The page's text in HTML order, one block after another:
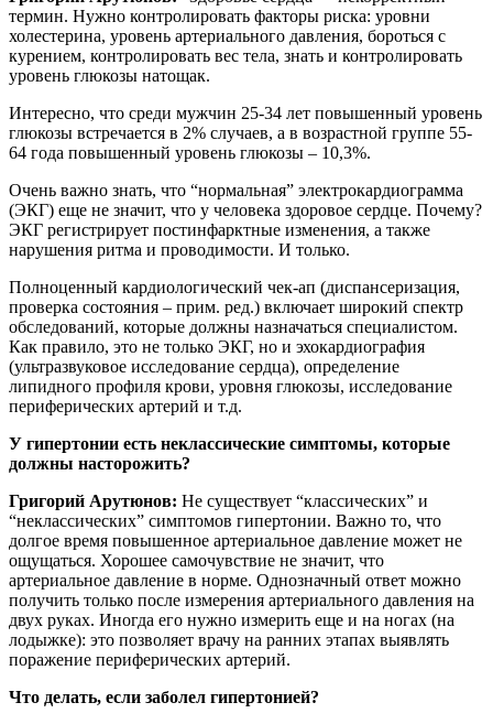
термин. Нужно контролировать факторы риска: уровни
холестерина, уровень артериального давления, бороться с
курением, контролировать вес тела, знать и контролировать
уровень глюкозы натощак.
Интересно, что среди мужчин 25-34 лет повышенный уровень
глюкозы встречается в 2% случаев, а в возрастной группе 55-
64 года повышенный уровень глюкозы – 10,3%.
Очень важно знать, что “нормальная” электрокардиограмма
(ЭКГ) еще не значит, что у человека здоровое сердце. Почему?
ЭКГ регистрирует постинфарктные изменения, а также
нарушения ритма и проводимости. И только.
Полноценный кардиологический чек-ап (диспансеризация,
проверка состояния – прим. ред.) включает широкий спектр
обследований, которые должны назначаться специалистом.
Как правило, это не только ЭКГ, но и эхокардиография
(ультразвуковое исследование сердца), определение
липидного профиля крови, уровня глюкозы, исследование
периферических артерий и т.д.
У гипертонии есть неклассические симптомы, которые
должны насторожить?
Григорий Арутюнов: Не существует “классических” и
“неклассических” симптомов гипертонии. Важно то, что
долгое время повышенное артериальное давление может не
ощущаться. Хорошее самочувствие не значит, что
артериальное давление в норме. Однозначный ответ можно
получить только после измерения артериального давления на
двух руках. Иногда его нужно измерить еще и на ногах (на
лодыжке): это позволяет врачу на ранних этапах выявлять
поражение периферических артерий.
Что делать, если заболел гипертонией?